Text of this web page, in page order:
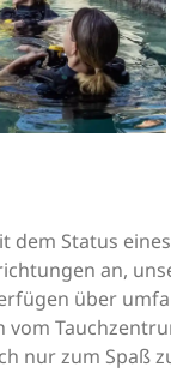
Status
an,
über
nur zum Spaß